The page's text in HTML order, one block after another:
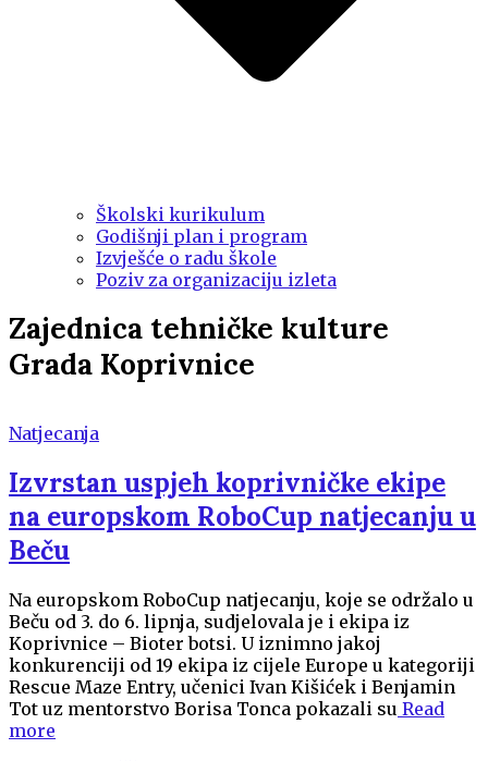
Školski kurikulum
Godišnji plan i program
Izvješće o radu škole
Poziv za organizaciju izleta
Zajednica tehničke kulture
Grada Koprivnice
Natjecanja
Izvrstan uspjeh koprivničke ekipe
na europskom RoboCup natjecanju u
Beču
Na europskom RoboCup natjecanju, koje se održalo u
Beču od 3. do 6. lipnja, sudjelovala je i ekipa iz
Koprivnice – Bioter botsi. U iznimno jakoj
konkurenciji od 19 ekipa iz cijele Europe u kategoriji
Rescue Maze Entry, učenici Ivan Kišićek i Benjamin
Tot uz mentorstvo Borisa Tonca pokazali su Read
more